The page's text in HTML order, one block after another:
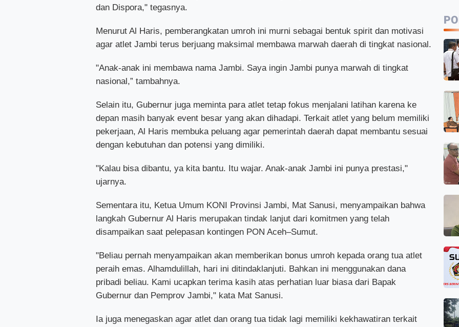
dan Dispora," tegasnya.
Menurut Al Haris, pemberangkatan umroh ini murni sebagai bentuk spirit dan motivasi
agar atlet Jambi terus berjuang maksimal membawa marwah daerah di tingkat nasional.
"Anak-anak ini membawa nama Jambi. Saya ingin Jambi punya marwah di tingkat
nasional,” tambahnya.
Selain itu, Gubernur juga meminta para atlet tetap fokus menjalani latihan karena ke
depan masih banyak event besar yang akan dihadapi. Terkait atlet yang belum memiliki
pekerjaan, Al Haris membuka peluang agar pemerintah daerah dapat membantu sesuai
dengan kebutuhan dan potensi yang dimiliki.
"Kalau bisa dibantu, ya kita bantu. Itu wajar. Anak-anak Jambi ini punya prestasi,"
ujarnya.
Sementara itu, Ketua Umum KONI Provinsi Jambi, Mat Sanusi, menyampaikan bahwa
langkah Gubernur Al Haris merupakan tindak lanjut dari komitmen yang telah
disampaikan saat pelepasan kontingen PON Aceh–Sumut.
"Beliau pernah menyampaikan akan memberikan bonus umroh kepada orang tua atlet
peraih emas. Alhamdulillah, hari ini ditindaklanjuti. Bahkan ini menggunakan dana
pribadi beliau. Kami ucapkan terima kasih atas perhatian luar biasa dari Bapak
Gubernur dan Pemprov Jambi," kata Mat Sanusi.
Ia juga menegaskan agar atlet dan orang tua tidak lagi memiliki kekhawatiran terkait